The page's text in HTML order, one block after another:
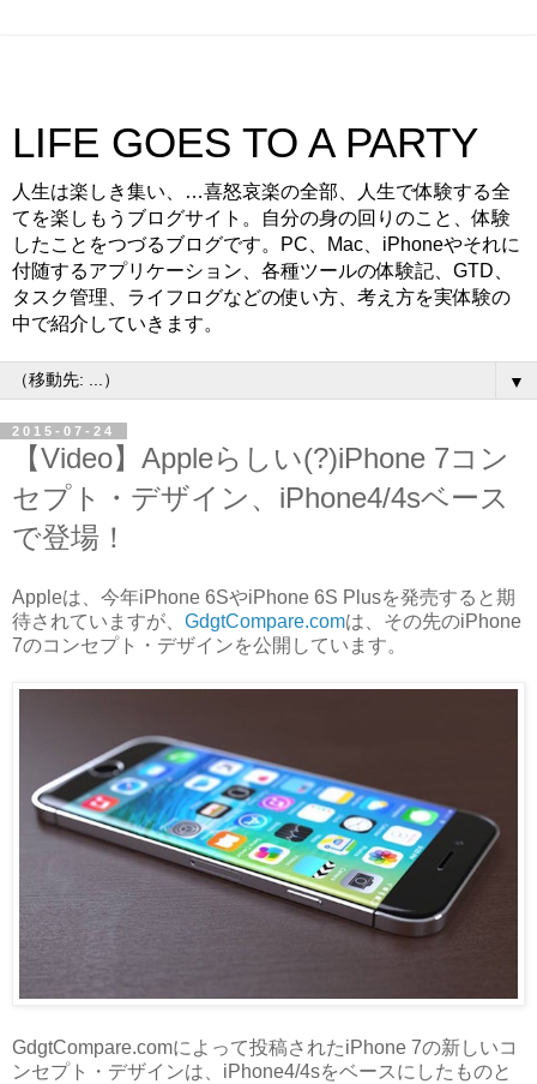
LIFE GOES TO A PARTY
人生は楽しき集い、…喜怒哀楽の全部、人生で体験する全
てを楽しもうブログサイト。自分の身の回りのこと、体験
したことをつづるブログです。PC、Mac、iPhoneやそれに
付随するアプリケーション、各種ツールの体験記、GTD、
タスク管理、ライフログなどの使い方、考え方を実体験の
中で紹介していきます。
▼
2015-07-24
【Video】Appleらしい(?)iPhone 7コン
セプト・デザイン、iPhone4/4sベース
で登場！
Appleは、今年iPhone 6SやiPhone 6S Plusを発売すると期
待されていますが、 GdgtCompare.comは、その先のiPhone
7のコンセプト・デザインを公開しています。
GdgtCompare.comによって投稿されたiPhone 7の新しいコ
ンセプト・デザインは、iPhone4/4sをベースにしたものと